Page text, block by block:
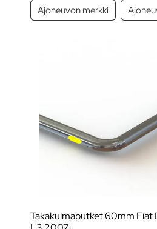
Ajoneuvon merkki
Takakulmaputket 60mm Fiat